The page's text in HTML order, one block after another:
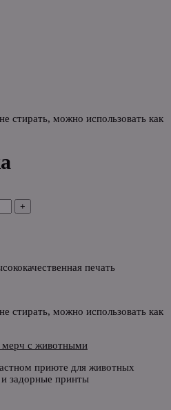
стирать, можно использовать как
+
печать
стирать, можно использовать как
приюте для животных
задорные принты